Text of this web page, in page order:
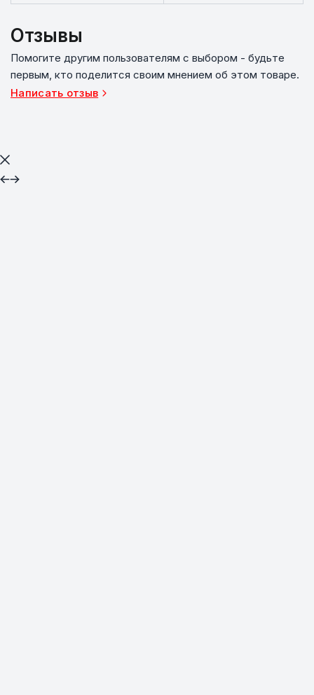
Отзывы
Помогите другим пользователям с выбором - будьте
первым, кто поделится своим мнением об этом товаре.
Написать отзыв